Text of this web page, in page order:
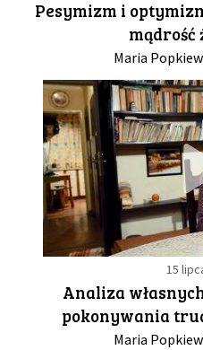
DLA
Pesymizm i
mądrość
Maria
15
Analiza
pokonywania
Maria